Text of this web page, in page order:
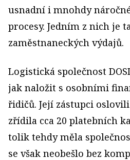
usnadní i mnohdy
procesy. Jedním z nich je
zaměstnaneckých výdajů.
Logistická společnost
jak naložit s osobními
řidičů. Její zástupci
zřídila cca 20 platebních
tolik tehdy měla
se však neobešlo bez